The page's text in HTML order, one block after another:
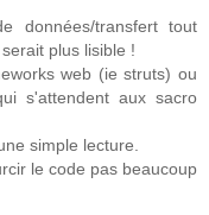
données/transfert tout
plus lisible !
web (ie struts) ou
s'attendent aux sacro
simple lecture.
le code pas beaucoup